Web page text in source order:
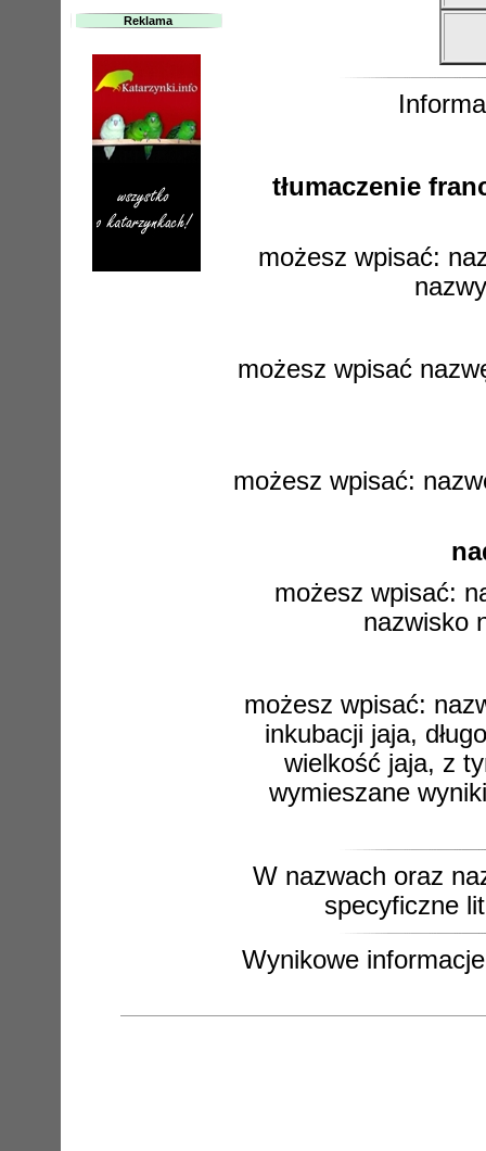
Reklama
tłumaczenie
możesz wpisać:
możesz wpisać
możesz wpisać:
możesz wpisać:
nazwisko
możesz wpisać:
inkubacji jaja,
wielkość jaja, z
wymieszane
W nazwach oraz
specyficzne
Wynikowe